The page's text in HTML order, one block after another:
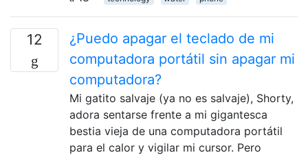
12
¿Puedo apagar el teclado de mi
computadora portátil sin apagar mi
computadora?
Mi gatito salvaje (ya no es salvaje), Shorty,
adora sentarse frente a mi gigantesca
bestia vieja de una computadora portátil
para el calor y vigilar mi cursor. Pero